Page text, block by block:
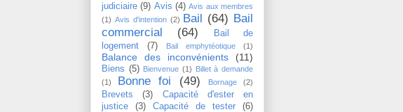
judiciaire (9) Avis (4) Avis aux membres
(1) Avis d'intention (2) Bail (64) Bail
commercial
(64)
Bail de
logement
(7) Bail emphytéotique (1)
Balance des inconvénients (11)
Biens (5) Bienvenue (1) Billet à demande
(1)
Bonne foi (49) Bornage (2)
Brevets (3)
Capacité d'ester en
justice
(3) Capacité de tester
(6)